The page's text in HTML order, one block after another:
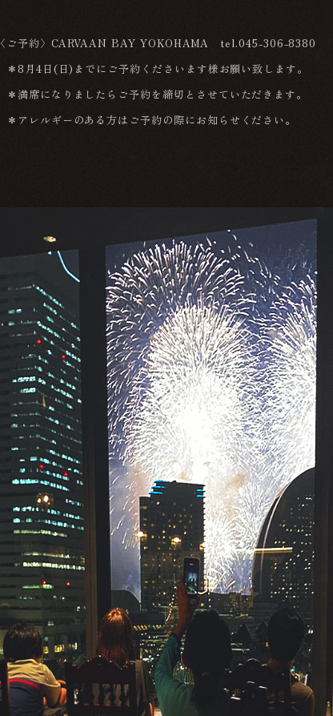
〈ご予約〉CARVAAN BAY YOKOHAMA tel.045-306-8380
＊8月4日(日)までにご予約くださいます様お願い致します。
＊満席になりましたらご予約を締切とさせていただきます。
＊アレルギーのある方はご予約の際にお知らせください。